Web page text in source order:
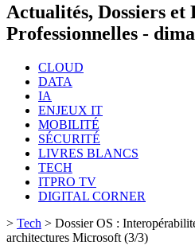
Actualités, Dossiers et
Professionnelles -
CLOUD
DATA
IA
ENJEUX IT
MOBILITÉ
SÉCURITÉ
LIVRES BLANCS
TECH
ITPRO TV
DIGITAL CORNER
> Tech > Dossier OS :
architectures Microsoft (3/3)